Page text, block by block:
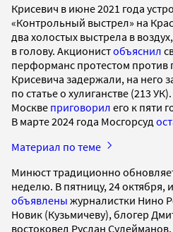
Крисевич в июне 2021 года
«Контрольный выстрел» на
два холостых выстрела в
в голову. Акционистобъяснил
перформанс протестом против
Крисевича задержали, на него
по статье о хулиганстве (213
Москве приговорил его к пяти
В марте 2024 года Мосгорсуд
Материал по теме
Минюст традиционно
неделю. В пятницу, 24 октября,
объявлены журналистки Нино
Новик (Кузьмичеву), блогер
востоковед Руслан